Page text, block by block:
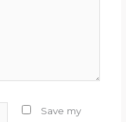
Save my